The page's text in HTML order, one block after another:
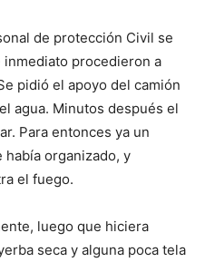
de protección Civil se
procedieron a
pidió el apoyo del camión
agua. Minutos después el
Para entonces ya un
organizado, y
el fuego.
luego que hiciera
seca y alguna poca tela